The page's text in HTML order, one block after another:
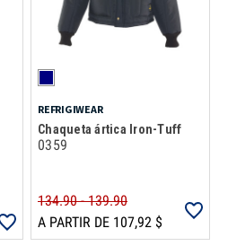
REFRIGIWEAR
Chaqueta ártica Iron-Tuff
0359
134.90 - 139.90
A PARTIR DE 107,92 $